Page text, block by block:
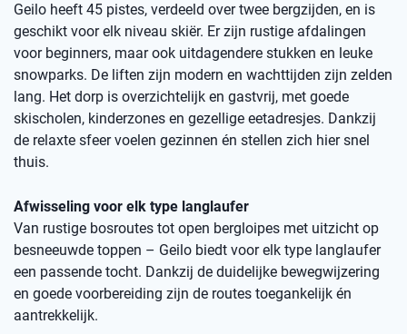
Geilo heeft 45 pistes, verdeeld over twee bergzijden, en is
geschikt voor elk niveau skiër. Er zijn rustige afdalingen
voor beginners, maar ook uitdagendere stukken en leuke
snowparks. De liften zijn modern en wachttijden zijn zelden
lang. Het dorp is overzichtelijk en gastvrij, met goede
skischolen, kinderzones en gezellige eetadresjes. Dankzij
de relaxte sfeer voelen gezinnen én stellen zich hier snel
thuis.
Afwisseling voor elk type langlaufer
Van rustige bosroutes tot open bergloipes met uitzicht op
besneeuwde toppen – Geilo biedt voor elk type langlaufer
een passende tocht. Dankzij de duidelijke bewegwijzering
en goede voorbereiding zijn de routes toegankelijk én
aantrekkelijk.